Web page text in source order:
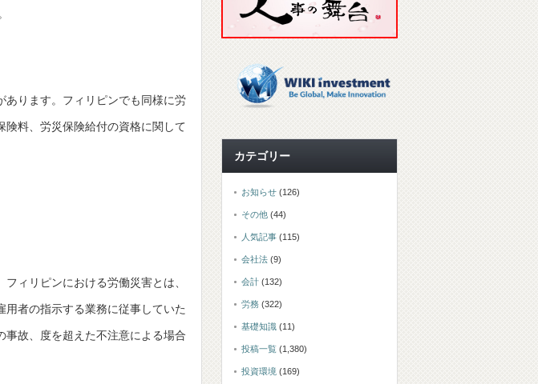
あります。フィリピンでも同様に労
料、労災保険給付の資格に関して
ィリピンにおける労働災害とは、
者の指示する業務に従事していた
故、度を超えた不注意による場合
カテゴリー
お知らせ (126)
その他 (44)
人気記事 (115)
会社法 (9)
会計 (132)
労務 (322)
基礎知識 (11)
投稿一覧 (1,380)
投資環境 (169)